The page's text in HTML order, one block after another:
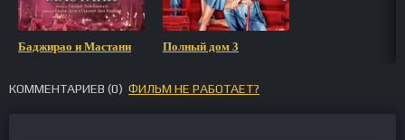
Баджирао и Мастани Полный дом 3
КОММЕНТАРИЕВ (0) ФИЛЬМ НЕ РАБОТАЕТ?